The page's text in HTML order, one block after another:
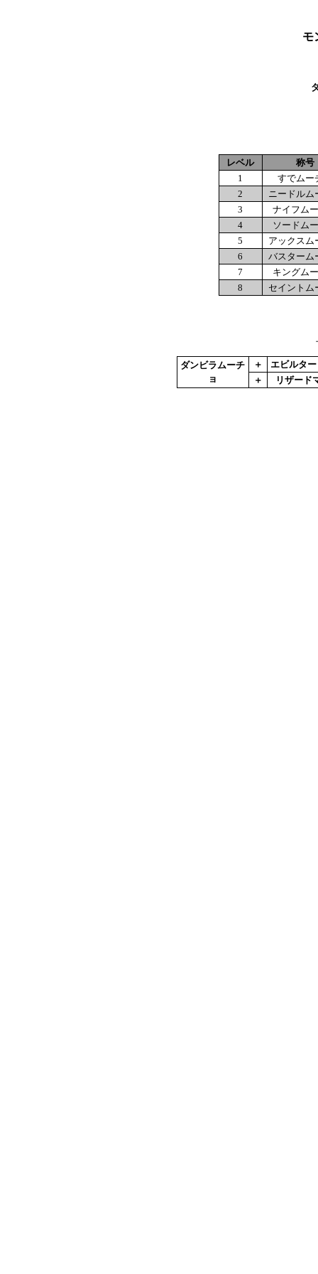
モ
レベル
称号
1
すでムー
2
ニードルム
3
ナイフム
4
ソードム
5
アックスム
6
バスターム
7
キングム
8
セイントム
ダンビラムーチ
ョ
＋
エビルタ
＋
リザード